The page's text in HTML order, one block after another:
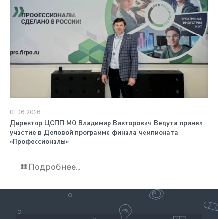
01.06.2026
️Директор ЦОПП МО Владимир Викторович Ведута принял
участие в Деловой программе финала чемпионата
«Профессионалы»
Подробнее...